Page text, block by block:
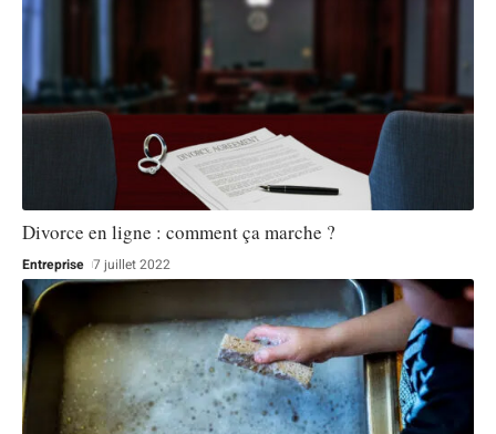
Divorce en ligne : comment ça marche ?
Entreprise 7 juillet 2022